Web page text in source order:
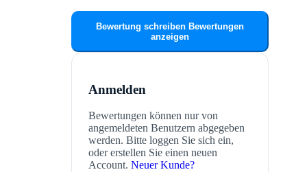
Bewertung schreiben Bewertungen
anzeigen
Anmelden
Bewertungen können nur von
angemeldeten Benutzern abgegeben
werden. Bitte loggen Sie sich ein,
oder erstellen Sie einen neuen
Account. Neuer Kunde?